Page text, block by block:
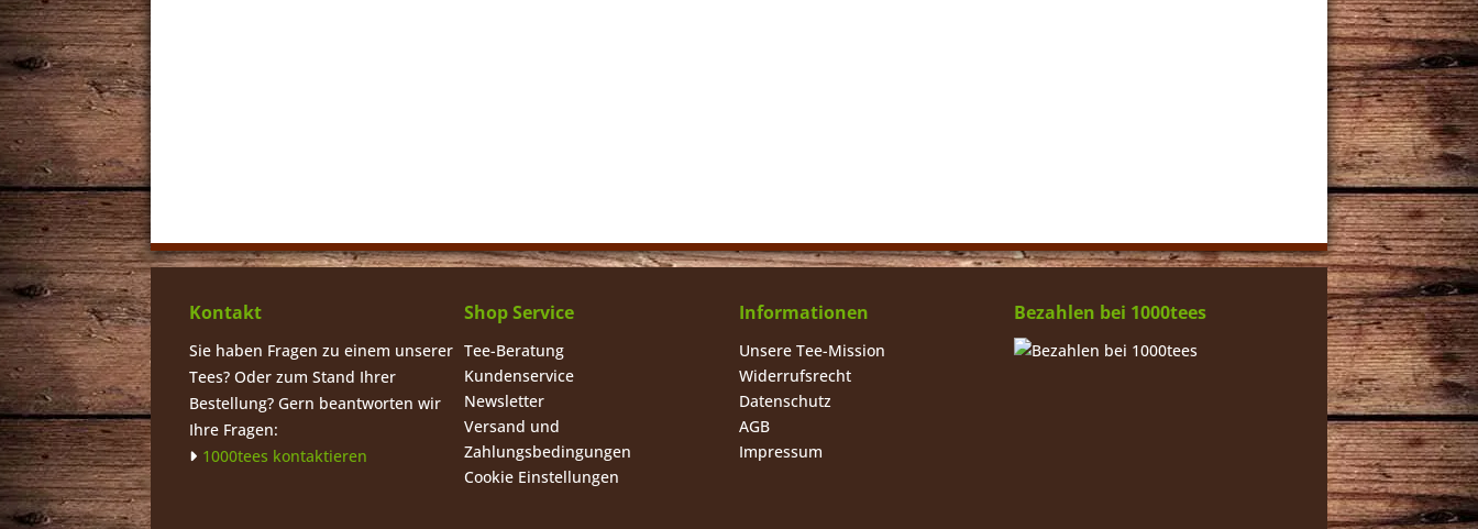
Kontakt
Sie haben Fragen zu einem unserer
Tees? Oder zum Stand Ihrer
Bestellung? Gern beantworten wir
Ihre Fragen:
1000tees kontaktieren
Shop Service
Tee-Beratung
Kundenservice
Newsletter
Versand und
Zahlungsbedingungen
Cookie Einstellungen
Informationen
Unsere Tee-Mission
Widerrufsrecht
Datenschutz
AGB
Impressum
Bezahlen bei 1000tees